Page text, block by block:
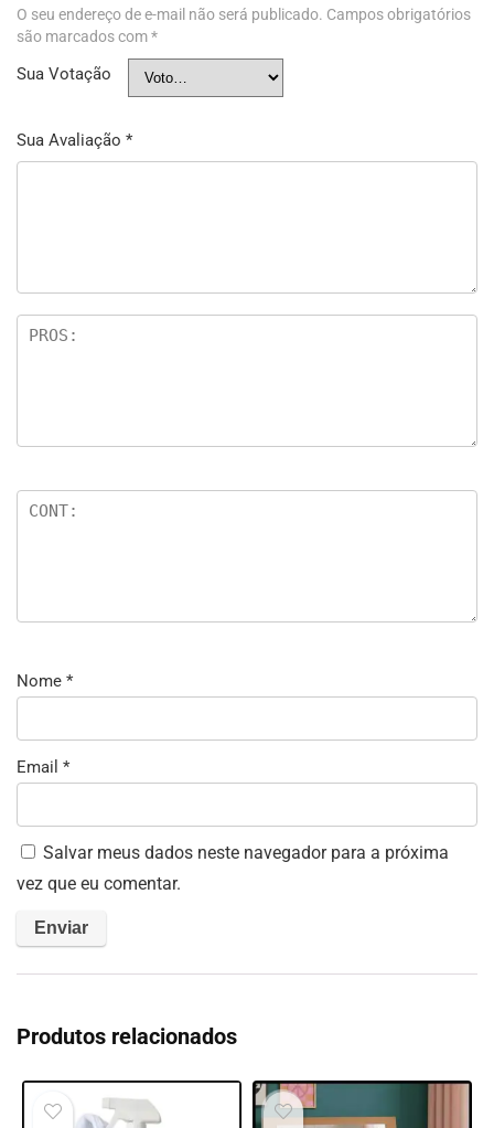
O seu endereço de e-mail não será publicado. Campos obrigatórios
são marcados com*
Sua Votação
Sua Avaliação *
Nome *
Email *
Salvar meus dados neste navegador para a próxima
vez que eu comentar.
Produtos relacionados